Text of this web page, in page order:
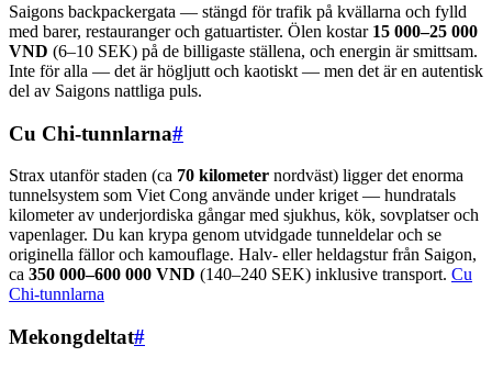
Saigons backpackergata — stängd för trafik på kvällarna och fylld
med barer, restauranger och gatuartister. Ölen kostar 15 000–25 000
VND (6–10 SEK) på de billigaste ställena, och energin är smittsam.
Inte för alla — det är högljutt och kaotiskt — men det är en autentisk
del av Saigons nattliga puls.
Cu Chi-tunnlarna#
Strax utanför staden (ca 70 kilometer nordväst) ligger det enorma
tunnelsystem som Viet Cong använde under kriget — hundratals
kilometer av underjordiska gångar med sjukhus, kök, sovplatser och
vapenlager. Du kan krypa genom utvidgade tunneldelar och se
originella fällor och kamouflage. Halv- eller heldagstur från Saigon,
ca 350 000–600 000 VND (140–240 SEK) inklusive transport. Cu
Chi-tunnlarna
Mekongdeltat#